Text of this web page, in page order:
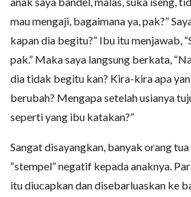
mau mengaji, bagaimana ya, pak?”
kapan dia begitu?” Ibu itu menjawab,
pak.” Maka saya langsung berkata,
dia tidak begitu kan? Kira-kira apa
berubah? Mengapa setelah usianya
seperti yang ibu katakan?”
Sangat disayangkan, banyak orang
“stempel” negatif kepada anaknya.
itu diucapkan dan disebarluaskan ke